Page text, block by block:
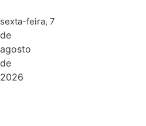
sexta-feira, 7
de
agosto
de
2026